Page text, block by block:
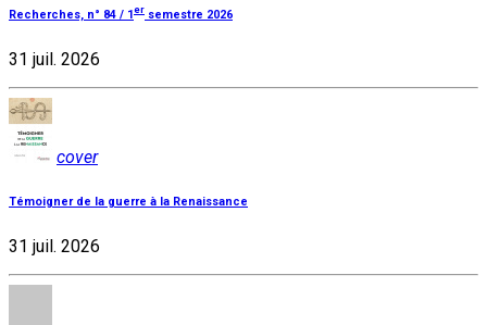
Recherches, n° 84 / 1 er semestre 2026
31 juil. 2026
cover
Témoigner de la guerre à la Renaissance
31 juil. 2026